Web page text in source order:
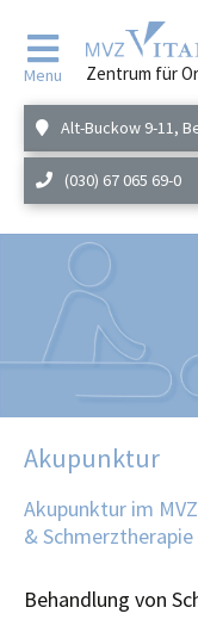
Alt-Buckow 9-11,
(030) 67 065 69-0
Menu Zentrum für
Inhalt
springen
Akupunktur
Akupunktur im
&
Behandlung von